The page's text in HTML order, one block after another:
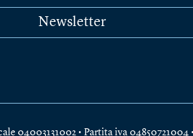
Newsletter
04003131002 • Partita iva 04850721004